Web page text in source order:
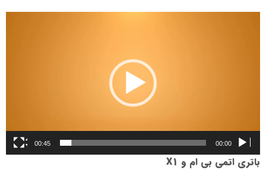
00:00
00:45
باتری اتمی بی ام و X1